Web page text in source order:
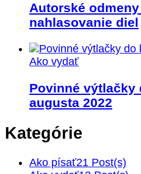
Autorské
nahlasovanie diel
Ako vydať
Povinné výtlačky
augusta 2022
Kategórie
Ako písať21 Post(s)